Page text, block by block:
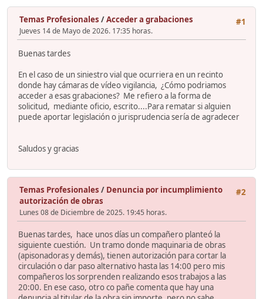
#1
Temas Profesionales /Acceder a grabaciones
Jueves 14 de Mayo de 2026. 17:35 horas.
Buenas tardes
En el caso de un siniestro vial que ocurriera en un recinto
donde hay cámaras de vídeo vigilancia, ¿Cómo podriamos
acceder a esas grabaciones? Me refiero a la forma de
solicitud, mediante oficio, escrito....Para rematar si alguien
puede aportar legislación o jurisprudencia sería de agradecer
Saludos y gracias
#2
Temas Profesionales / Denuncia por incumplimiento
autorización de obras
Lunes 08 de Diciembre de 2025. 19:45 horas.
Buenas tardes, hace unos días un compañero planteó la
siguiente cuestión. Un tramo donde maquinaria de obras
(apisonadoras y demás), tienen autorización para cortar la
circulación o dar paso alternativo hasta las 14:00 pero mis
compañeros los sorprenden realizando esos trabajos a las
20:00. En ese caso, otro co pañe comenta que hay una